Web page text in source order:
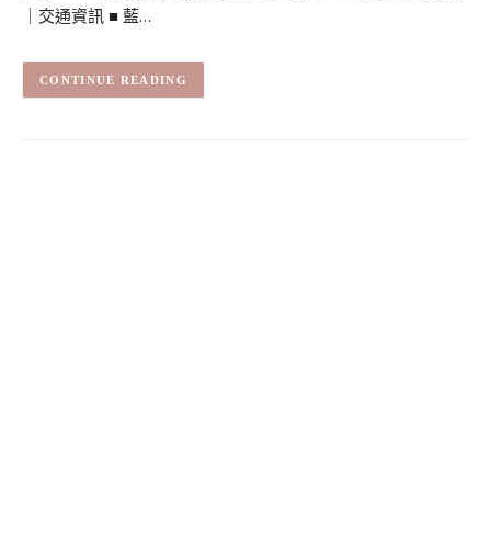
｜交通資訊 ■ 藍…
CONTINUE READING